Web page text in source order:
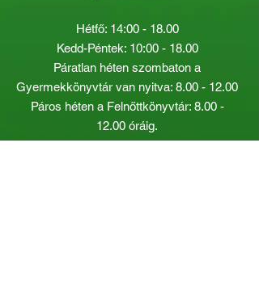
Hétfő: 14:00 - 18.00
Kedd-Péntek: 10:00 - 18.00
Páratlan héten szombaton a
Gyermekkönyvtár van nyitva: 8.00 - 12.00
Páros héten a Felnőttkönyvtár: 8.00 -
12.00 óráig.